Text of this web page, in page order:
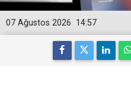
14:57
07 Ağustos 2026